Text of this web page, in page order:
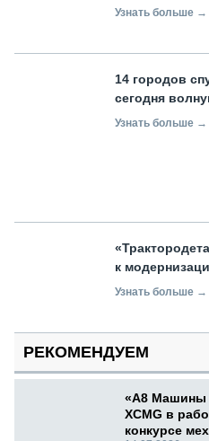
Узнать больше →
14 городов
сегодня
Узнать больше →
к
Узнать больше →
РЕКОМЕНДУЕМ
«А8 Машины
XCMG в
конкурсе